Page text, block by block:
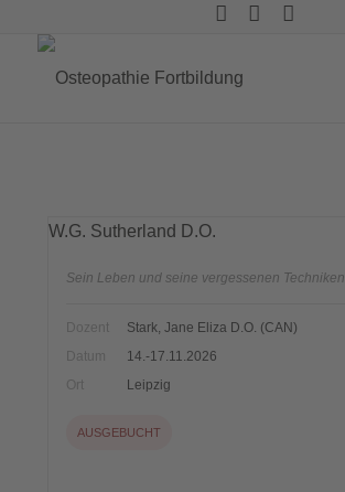
W.G. Sutherland D.O.
Sein Leben und seine vergessenen Techniken
Dozent
Stark, Jane Eliza D.O. (CAN)
Datum
14.-17.11.2026
Ort
Leipzig
AUSGEBUCHT